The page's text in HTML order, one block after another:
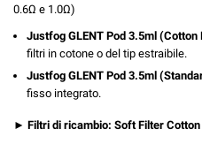
0.6Ω e 1.0Ω)
Justfog GLENT Pod 3.5ml (Cotton
filtri in cotone o del tip estraibile.
Justfog GLENT Pod 3.5ml
fisso integrato.
► Filtri di ricambio: Soft Filter Cotton